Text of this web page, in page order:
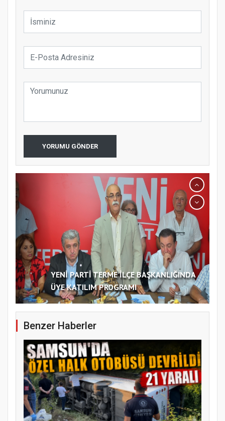
YORUMU GÖNDER
YENİ PARTİ TERME İLÇE BAŞKANLIĞINDA
ÜYE KATILIM PROGRAMI
Benzer Haberler